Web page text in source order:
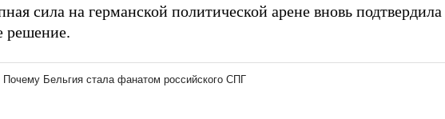
сила на германской политической арене вновь подтвердила
решение.